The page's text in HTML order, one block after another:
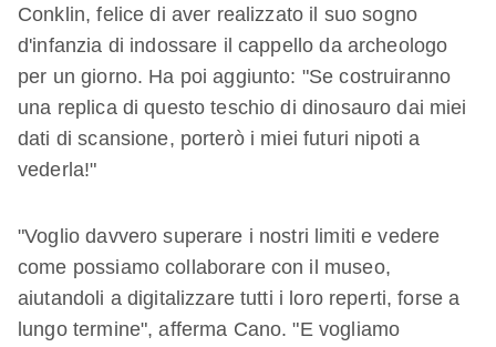
Conklin, felice di aver realizzato il suo sogno
d'infanzia di indossare il cappello da archeologo
per un giorno. Ha poi aggiunto: "Se costruiranno
una replica di questo teschio di dinosauro dai miei
dati di scansione, porterò i miei futuri nipoti a
vederla!"
"Voglio davvero superare i nostri limiti e vedere
come possiamo collaborare con il museo,
aiutandoli a digitalizzare tutti i loro reperti, forse a
lungo termine", afferma Cano. "E vogliamo